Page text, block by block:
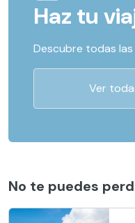
Haz tu
Descubre todas
Ver
No te puedes